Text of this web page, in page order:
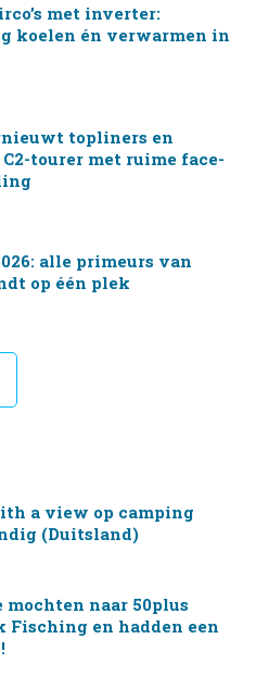
met inverter:
koelen én verwarmen in
topliners en
tourer met ruime face-
alle primeurs van
op één plek
a view op camping
(Duitsland)
naar 50plus
Fisching en hadden een